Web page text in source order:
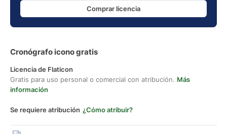
Comprar licencia
Cronógrafo icono gratis
Licencia de Flaticon
Gratis para uso personal o comercial con atribución. Más
información
Se requiere atribución ¿Cómo atribuir?